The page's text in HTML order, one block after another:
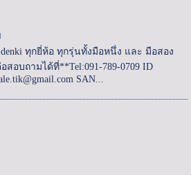
denki ทุกยี่ห้อ ทุกรุ่นทั้งมือหนึ่ง และ มือสอง
อบถามได้ที่**Tel:091-789-0709 ID
SAN...